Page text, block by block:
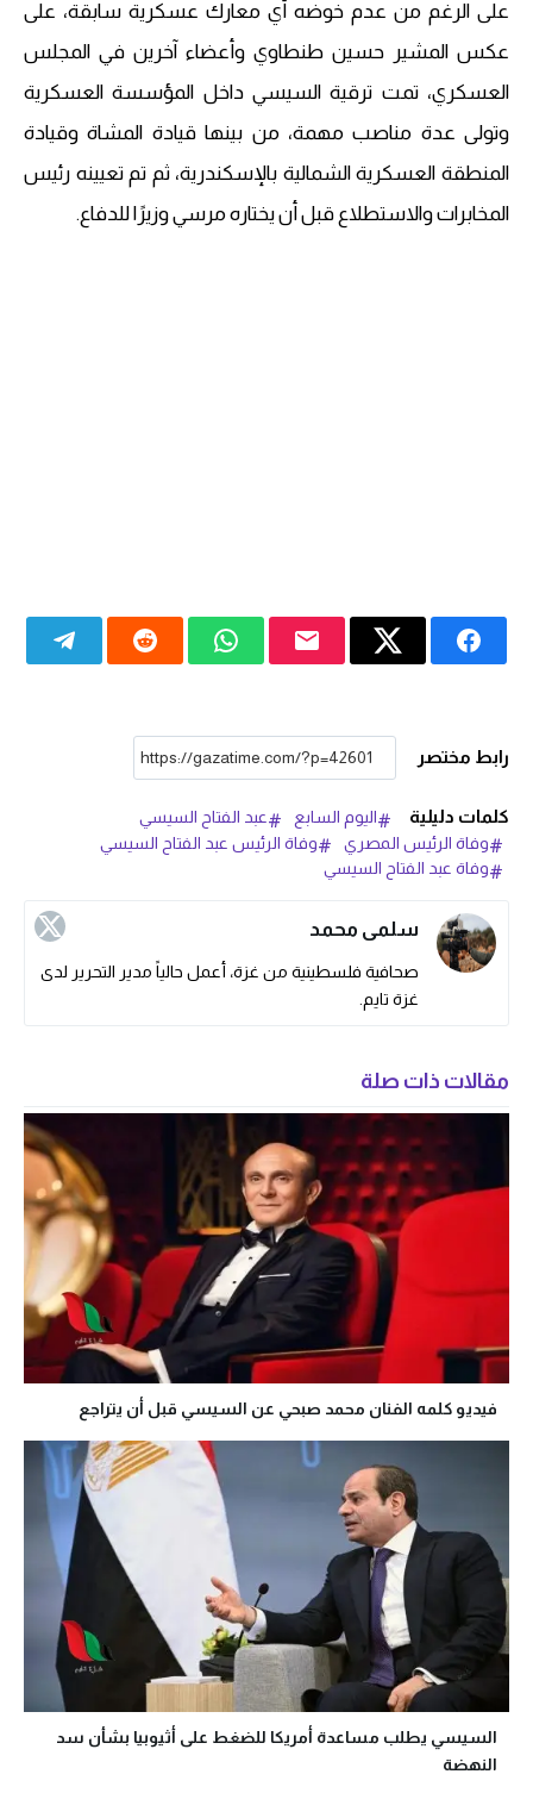
على الرغم من عدم خوضه أي معارك عسكرية سابقة، على
عكس المشير حسين طنطاوي وأعضاء آخرين في المجلس
العسكري، تمت ترقية السيسي داخل المؤسسة العسكرية
وتولى عدة مناصب مهمة، من بينها قيادة المشاة وقيادة
المنطقة العسكرية الشمالية بالإسكندرية، ثم تم تعيينه رئيس
المخابرات والاستطلاع قبل أن يختاره مرسي وزيرًا للدفاع.
رابط مختصر
كلمات دليلية اليوم السابع
عبد الفتاح السيسي
وفاة الرئيس المصري
وفاة الرئيس عبد الفتاح السيسي
وفاة عبد الفتاح السيسي
سلمى محمد
صحافية فلسطينية من غزة، أعمل حالياً مدير التحرير لدى
غزة تايم.
مقالات ذات صلة
فيديو كلمه الفنان محمد صبحي عن السيسي قبل أن يتراجع
السيسي يطلب مساعدة أمريكا للضغط على أثيوبيا بشأن سد
النهضة